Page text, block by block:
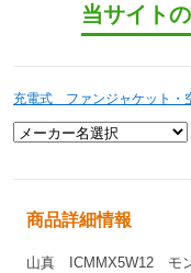
当サイト
充電式 ファンジャケット・
商品詳細情報
山真 ICMMX5W12 モ